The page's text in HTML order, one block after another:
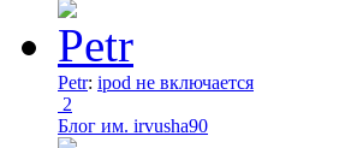
Petr: ipod не включается
2
Блог им. irvusha90